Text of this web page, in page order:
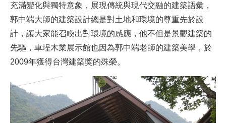
充滿變化與獨特意象，展現傳統與現代交融的建築語彙，
郭中端大師的建築設計總是對土地和環境的尊重先於設
計，讓大家能召喚出對環境的感應，他不但是景觀建築的
先驅，車埕木業展示館也因為郭中端老師的建築美學，於
2009年獲得台灣建築獎的殊榮。